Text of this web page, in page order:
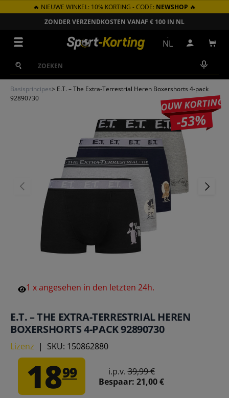
GA NAAR INHOUD
🔥 NIEUWE WINKEL: 10% KORTING - CODE: NEWSHOP 🔥
ZONDER VERZENDKOSTEN VANAF € 100 IN NL
Zoeken
Zoeken
NL Inloggen
Basisprincipes> E.T. – The Extra-Terrestrial Heren Boxershorts 4-pack
92890730
JOUW KORTING
-53%
VORIGE
1 xangesehen in den letzten 24h.
E.T. – THE EXTRA-TERRESTRIAL HEREN
BOXERSHORTS 4-PACK 92890730
Lizenz | SKU: 150862880
1899 i.p.v.39,99 €
Bespaar: 21,00 €